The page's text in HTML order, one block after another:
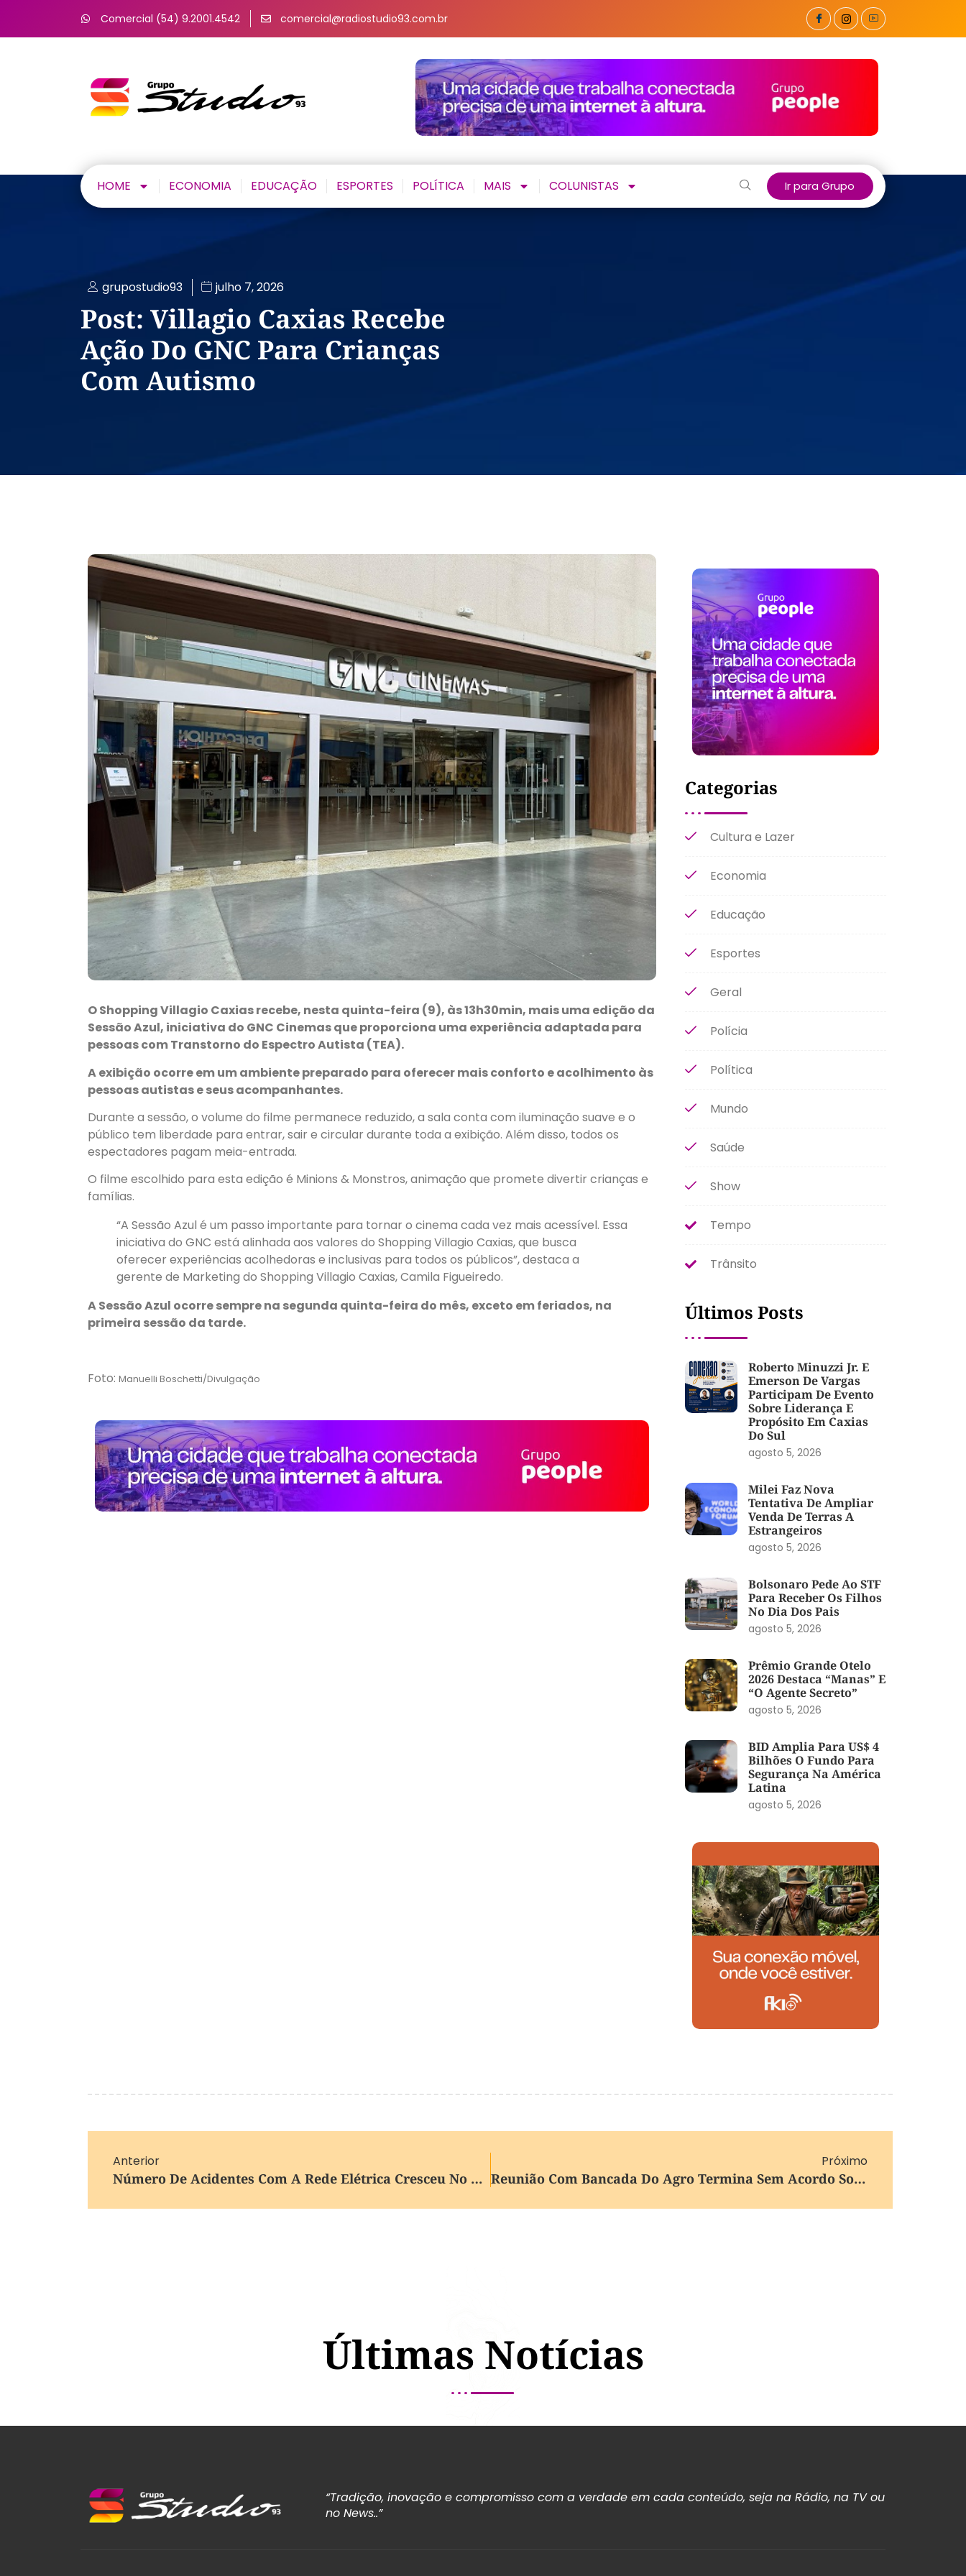
Comercial (54) 9.2001.4542 comercial@radiostudio93.com.br
HOME ECONOMIA EDUCAÇÃO ESPORTES POLÍTICA MAIS COLUNISTAS Ir para Grupo
grupostudio93 julho 7, 2026
Post: Villagio Caxias Recebe
Ação Do GNC Para Crianças
Com Autismo
O Shopping Villagio Caxias recebe, nesta quinta-feira (9), às 13h30min, mais uma edição da
Sessão Azul, iniciativa do GNC Cinemas que proporciona uma experiência adaptada para
pessoas com Transtorno do Espectro Autista (TEA).
A exibição ocorre em um ambiente preparado para oferecer mais conforto e acolhimento às
pessoas autistas e seus acompanhantes.
Durante a sessão, o volume do filme permanece reduzido, a sala conta com iluminação suave e o
público tem liberdade para entrar, sair e circular durante toda a exibição. Além disso, todos os
espectadores pagam meia-entrada.
O filme escolhido para esta edição é Minions & Monstros, animação que promete divertir crianças e
famílias.
“A Sessão Azul é um passo importante para tornar o cinema cada vez mais acessível. Essa
iniciativa do GNC está alinhada aos valores do Shopping Villagio Caxias, que busca
oferecer experiências acolhedoras e inclusivas para todos os públicos”, destaca a
gerente de Marketing do Shopping Villagio Caxias, Camila Figueiredo.
A Sessão Azul ocorre sempre na segunda quinta-feira do mês, exceto em feriados, na
primeira sessão da tarde.
Foto: Manuelli Boschetti/Divulgação
Categorias
Cultura e Lazer
Economia
Educação
Esportes
Geral
Polícia
Política
Mundo
Saúde
Show
Tempo
Trânsito
Últimos Posts
Roberto Minuzzi Jr. E
Emerson De Vargas
Participam De Evento
Sobre Liderança E
Propósito Em Caxias
Do Sul
agosto 5, 2026
Milei Faz Nova
Tentativa De Ampliar
Venda De Terras A
Estrangeiros
agosto 5, 2026
Bolsonaro Pede Ao STF
Para Receber Os Filhos
No Dia Dos Pais
agosto 5, 2026
Prêmio Grande Otelo
2026 Destaca “Manas” E
“O Agente Secreto”
agosto 5, 2026
BID Amplia Para US$ 4
Bilhões O Fundo Para
Segurança Na América
Latina
agosto 5, 2026
Anterior
Número De Acidentes Com A Rede Elétrica Cresceu No Brasil Em 2025
Próximo
Reunião Com Bancada Do Agro Termina Sem Acordo Sobre Dívidas Rurais
Últimas Notícias
“Tradição, inovação e compromisso com a verdade em cada conteúdo, seja na Rádio, na TV ou
no News..”